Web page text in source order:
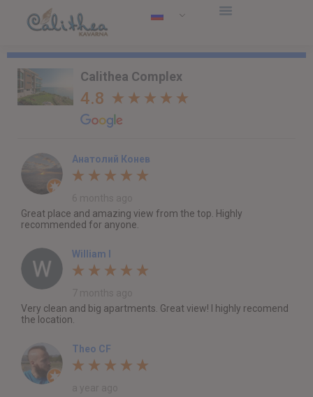
Calithea Complex
4.8
Анатолий Конев
Great place and amazing view from the top. Highly
recommended for anyone.
William I
Very clean and big apartments. Great view! I highly recomend
the location.
Theo CF